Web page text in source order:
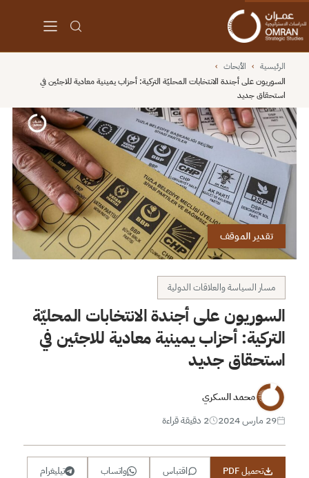
الرئيسية › الأبحاث ›
السوريون على أجندة الانتخابات المحليّة التركية: أحزاب يمينية معادية للاجئين في
استحقاق جديد
تقدير الموقف
مسار السياسة والعلاقات الدولية
السوريون على أجندة الانتخابات المحليّة
التركية: أحزاب يمينية معادية للاجئين في
استحقاق جديد
محمد السكري
29 مارس 2024
2 دقيقة قراءة
تحميل PDF اقتباس واتساب تيليغرام